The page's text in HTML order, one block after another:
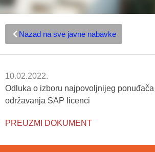
Nazad na sve javne nabavke
10.02.2022.
Odluka o izboru najpovoljnijeg
održavanja SAP licenci
PREUZMI DOKUMENT